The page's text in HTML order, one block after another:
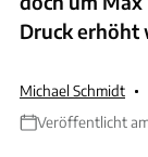
Druck erhöht
Michael Schmidt
Veröffentlicht